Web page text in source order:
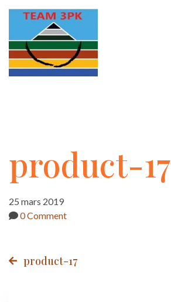
product-
17
product-17
25 mars 2019
0 Comment
Post
product-17